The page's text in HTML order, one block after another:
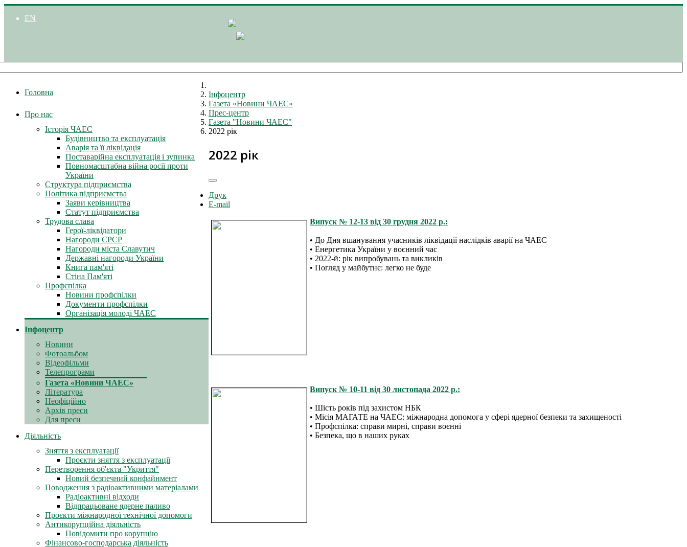
EN
Головна
Про нас
Історія ЧАЕС
Будівництво та експлуатація
Аварія та її ліквідація
Поставарійна експлуатація і зупинка
Повномасштабна війна росії проти
України
Структура підприємства
Політика підприємства
Заяви керівництва
Статут підприємства
Трудова слава
Герої-ліквідатори
Нагороди СРСР
Нагороди міста Славутич
Державні нагороди України
Книга пам'яті
Стіна Пам'яті
Профспілка
Новини профспілки
Документи профспілки
Організація молоді ЧАЕС
Інфоцентр
Новини
Фотоальбом
Відеофільми
Телепрограми
Газета «Новини ЧАЕС»
Література
Неофіційно
Архів преси
Для преси
Діяльність
Зняття з експлуатації
Проєкти зняття з експлуатації
Перетворення об'єкта "Укриття"
Новий безпечний конфайнмент
Поводження з радіоактивними матеріалами
Радіоактивні відходи
Відпрацьоване ядерне паливо
Проєкти міжнародної технічної допомоги
Антикорупційна діяльність
Повідомити про корупцію
Фінансово-господарська діяльність
Інфоцентр
Газета «Новини ЧАЕС»
Прес-центр
Газета "Новини ЧАЕС"
2022 рік
2022 рік
Друк
E-mail
Випуск № 12-13 від 30 грудня 2022 р.:
• До Дня вшанування учасників ліквідації наслідків аварії на ЧАЕС
• Енергетика України у воєнний час
• 2022-й: рік випробувань та викликів
• Погляд у майбутнє: легко не буде
Випуск № 10-11 від 30 листопада 2022 р.:
• Шість років під захистом НБК
• Місія МАГАТЕ на ЧАЕС: міжнародна допомога у сфері ядерної безпеки та захищеності
• Профспілка: справи мирні, справи воєнні
• Безпека, що в наших руках